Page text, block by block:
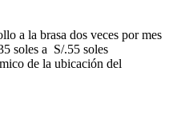
a la brasa dos veces por mes
soles a S/.55 soles
de la ubicación del